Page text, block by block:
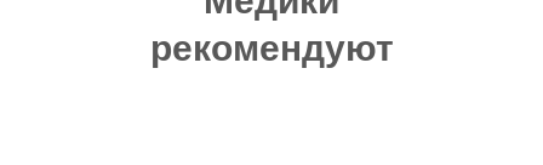
рекомендуют